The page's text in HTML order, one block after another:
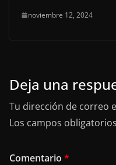
noviembre 12, 2024
Deja una
Tu dirección de correo
Los campos
Comentario *